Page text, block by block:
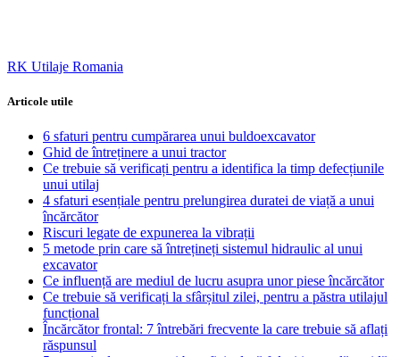
RK Utilaje Romania
Articole utile
6 sfaturi pentru cumpărarea unui buldoexcavator
Ghid de întreținere a unui tractor
Ce trebuie să verificați pentru a identifica la timp defecțiunile
unui utilaj
4 sfaturi esențiale pentru prelungirea duratei de viață a unui
încărcător
Riscuri legate de expunerea la vibrații
5 metode prin care să întrețineți sistemul hidraulic al unui
excavator
Ce influență are mediul de lucru asupra unor piese încărcător
Ce trebuie să verificați la sfârșitul zilei, pentru a păstra utilajul
funcțional
Încărcător frontal: 7 întrebări frecvente la care trebuie să aflați
răspunsul